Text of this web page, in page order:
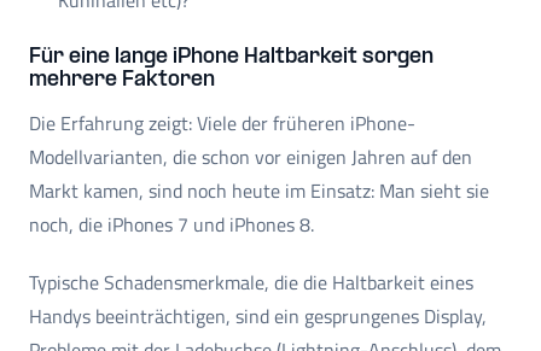
Für eine lange iPhone Haltbarkeit sorgen
mehrere Faktoren
Die Erfahrung zeigt: Viele der früheren iPhone-
Modellvarianten, die schon vor einigen Jahren auf den
Markt kamen, sind noch heute im Einsatz: Man sieht sie
noch, die iPhones 7 und iPhones 8.
Typische Schadensmerkmale, die die Haltbarkeit eines
Handys beeinträchtigen, sind ein gesprungenes Display,